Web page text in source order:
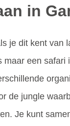
in
je dit kent van
maar een
de jungle
Je kunt